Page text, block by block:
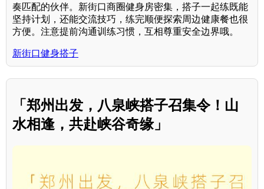
奏匹配的伙伴。新街口商圈健身房密集，搭子一起练既能
坚持计划，还能交流技巧，练完顺便探索周边健康餐也很
方便。注意提前沟通训练习惯，互相尊重安全边界哦。
新街口健身搭子
「郑州出发，八泉峡搭子召集令！山
水相逢，共赴峡谷奇缘」